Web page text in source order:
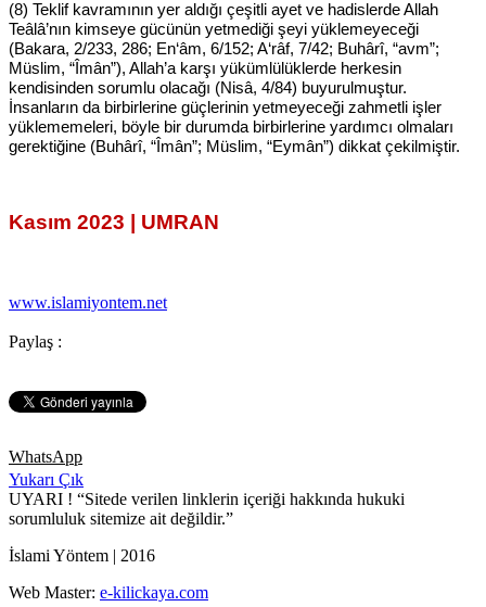
(8) Teklif kavramının yer aldığı çeşitli ayet ve hadislerde Allah
Teâlâ’nın kimseye gücünün yetmediği şeyi yüklemeyeceği
(Bakara, 2/233, 286; En‘âm, 6/152; A‘râf, 7/42; Buhârî, “avm”;
Müslim, “Îmân”), Allah’a karşı yükümlülüklerde herkesin
kendisinden sorumlu olacağı (Nisâ, 4/84) buyurulmuştur.
İnsanların da birbirlerine güçlerinin yetmeyeceği zahmetli işler
yüklememeleri, böyle bir durumda birbirlerine yardımcı olmaları
gerektiğine (Buhârî, “Îmân”; Müslim, “Eymân”) dikkat çekilmiştir.
Kasım 2023 | UMRAN
www.islamiyontem.net
Paylaş :
WhatsApp
Yukarı Çık
UYARI ! “Sitede verilen linklerin içeriği hakkında hukuki
sorumluluk sitemize ait değildir.”
İslami Yöntem | 2016
Web Master: e-kilickaya.com